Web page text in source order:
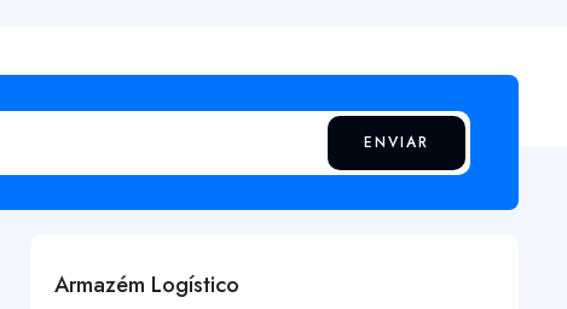
ENVIAR
Armazém Logístico